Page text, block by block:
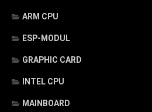
ARM CPU
ESP-MODUL
GRAPHIC CARD
INTEL CPU
MAINBOARD